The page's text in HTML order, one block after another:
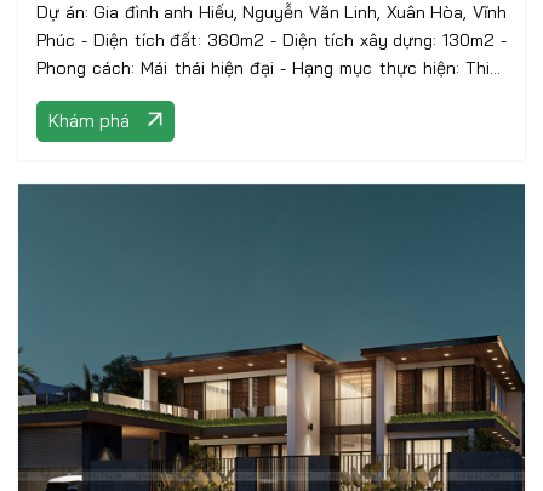
Dự án: Gia đình anh Hiếu, Nguyễn Văn Linh, Xuân Hòa, Vĩnh
Phúc - Diện tích đất: 360m2 - Diện tích xây dựng: 130m2 -
Phong cách: Mái thái hiện đại - Hạng mục thực hiện: Thiết
kế kiến trúc
Khám phá